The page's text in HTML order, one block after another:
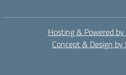
Hosting & Powered by
Concept & Design